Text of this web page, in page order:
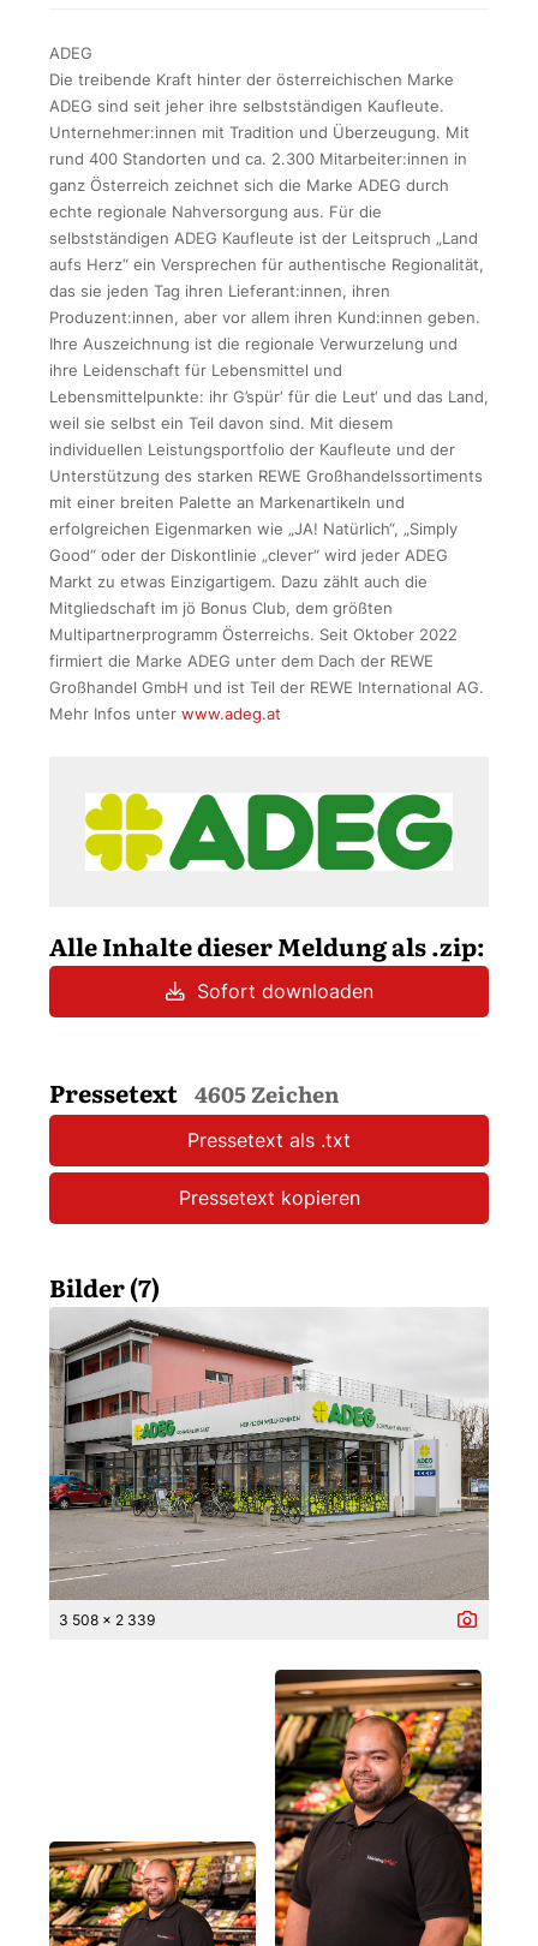
ADEG
Die treibende Kraft hinter der österreichischen Marke
ADEG sind seit jeher ihre selbstständigen Kaufleute.
Unternehmer:innen mit Tradition und Überzeugung. Mit
rund 400 Standorten und ca. 2.300 Mitarbeiter:innen in
ganz Österreich zeichnet sich die Marke ADEG durch
echte regionale Nahversorgung aus. Für die
selbstständigen ADEG Kaufleute ist der Leitspruch „Land
aufs Herz“ ein Versprechen für authentische Regionalität,
das sie jeden Tag ihren Lieferant:innen, ihren
Produzent:innen, aber vor allem ihren Kund:innen geben.
Ihre Auszeichnung ist die regionale Verwurzelung und
ihre Leidenschaft für Lebensmittel und
Lebensmittelpunkte: ihr G’spür‘ für die Leut‘ und das Land,
weil sie selbst ein Teil davon sind. Mit diesem
individuellen Leistungsportfolio der Kaufleute und der
Unterstützung des starken REWE Großhandelssortiments
mit einer breiten Palette an Markenartikeln und
erfolgreichen Eigenmarken wie „JA! Natürlich“, „Simply
Good“ oder der Diskontlinie „clever“ wird jeder ADEG
Markt zu etwas Einzigartigem. Dazu zählt auch die
Mitgliedschaft im jö Bonus Club, dem größten
Multipartnerprogramm Österreichs. Seit Oktober 2022
firmiert die Marke ADEG unter dem Dach der REWE
Großhandel GmbH und ist Teil der REWE International AG.
Mehr Infos unter www.adeg.at
Alle Inhalte dieser Meldung als .zip:
Sofort downloaden
Pressetext 4605 Zeichen
Pressetext als .txt
Pressetext kopieren
Bilder (7)
3 508 x 2 339